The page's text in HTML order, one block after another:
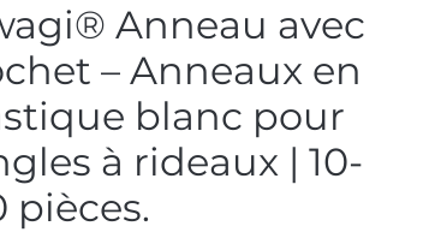
Anneau avec
– Anneaux en
blanc pour
à rideaux | 10-
pièces.